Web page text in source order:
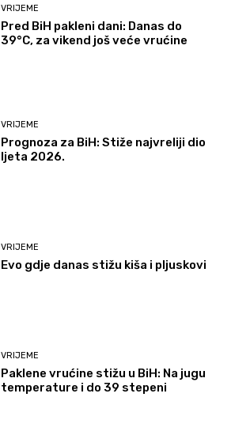
VRIJEME
Pred BiH pakleni dani: Danas do
39°C, za vikend još veće vrućine
VRIJEME
Prognoza za BiH: Stiže najvreliji dio
ljeta 2026.
VRIJEME
Evo gdje danas stižu kiša i pljuskovi
VRIJEME
Paklene vrućine stižu u BiH: Na jugu
temperature i do 39 stepeni